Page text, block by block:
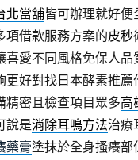
北當舖皆可辦理就好便
項借款服務方案的皮秒
喜愛不同風格免保人品
更好對找日本酵素推薦
精密且檢查項目眾多高
說是消除耳鳴方法治療
藥膏塗抹於全身搔癢部